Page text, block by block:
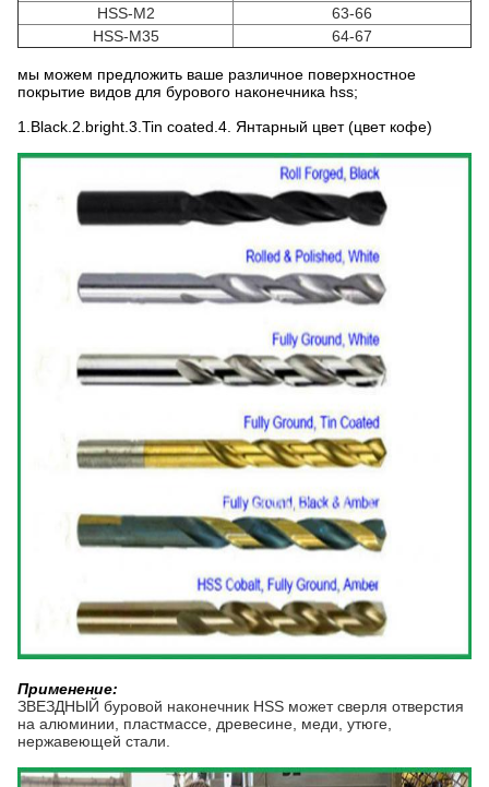
HSS-M2
63-66
HSS-M35
64-67
мы можем предложить ваше различное поверхностное
покрытие видов для бурового наконечника hss;
1.Black.2.bright.3.Tin coated.4. Янтарный цвет (цвет кофе)
Применение:
ЗВЕЗДНЫЙ буровой наконечник HSS может сверля отверстия
на алюминии, пластмассе, древесине, меди, утюге,
нержавеющей стали.